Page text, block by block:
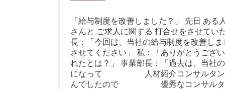
「給与制度を改善しました？」 先日 ある
さんと ご求人に関する 打合せをさせてい
長：「今回は、当社の給与制度を改善し
させてください」 私：「ありがとうござ
れたとは？」 事業部長：「過去は、当社
になって 人材紹介コンサルタント
んでしたので 優秀なコンサルタン